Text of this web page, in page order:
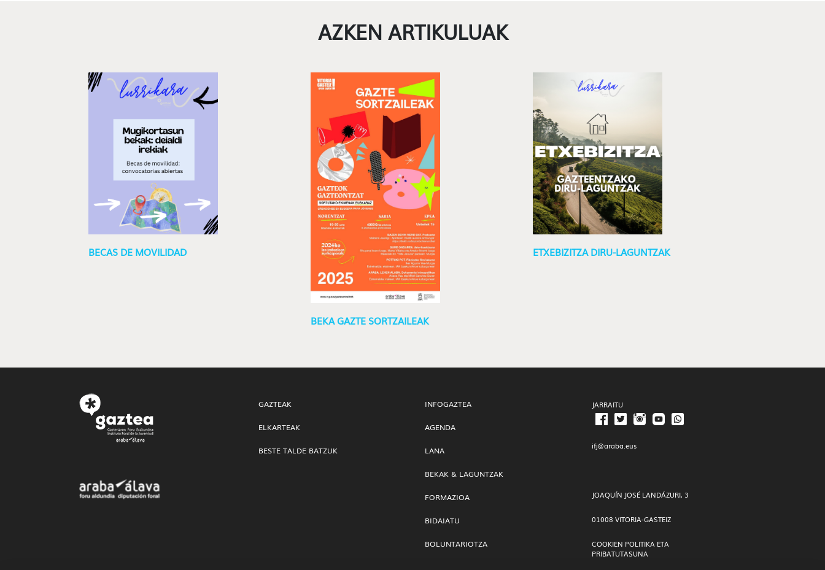
AZKEN ARTIKULUAK
BECAS DE MOVILIDAD
BEKA GAZTE SORTZAILEAK
ETXEBIZITZA DIRU-LAGUNTZAK
GAZTEAK
ELKARTEAK
BESTE TALDE BATZUK
INFOGAZTEA
AGENDA
LANA
BEKAK & LAGUNTZAK
FORMAZIOA
BIDAIATU
BOLUNTARIOTZA
JARRAITU
ifj@araba.eus
JOAQUÍN JOSÉ LANDÁZURI, 3
01008 VITORIA-GASTEIZ
COOKIEN POLITIKA ETA
PRIBATUTASUNA